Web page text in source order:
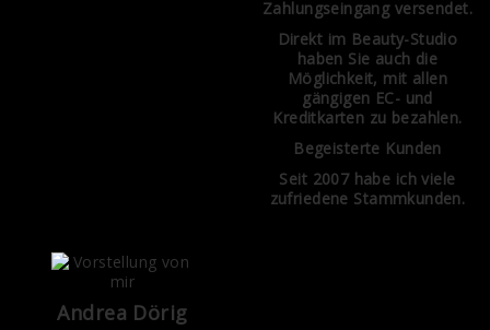
Zahlungseingang versendet.
Direkt im Beauty-Studio
haben Sie auch die
Möglichkeit, mit allen
gängigen EC- und
Kreditkarten zu bezahlen.
Begeisterte Kunden
Seit 2007 habe ich viele
zufriedene Stammkunden.
Andrea Dörig